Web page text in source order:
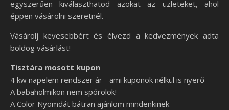
egyszerűen kiválaszthatod azokat az üzleteket, ahol
éppen vásárolni szeretnél.
Vásárolj kevesebbért és élvezd a kedvezmények adta
boldog vásárlást!
Tisztára mosott kupon
4 kw napelem rendszer ár - ami kuponok nélkül is nyerő
A babaholmikon nem spórolok!
A Color Nyomdát bátran ajánlom mindenkinek